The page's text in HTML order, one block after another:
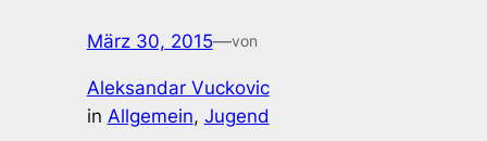
März 30, 2015—von
Aleksandar Vuckovic
in Allgemein, Jugend